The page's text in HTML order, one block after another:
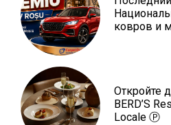
ковров и
Откройте
BERD’S
Locale Ⓟ